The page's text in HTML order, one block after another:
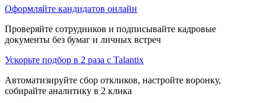
Оформляйте кандидатов онлайн
Проверяйте сотрудников и подписывайте кадровые
документы без бумаг и личных встреч
Ускорьте подбор в 2 раза с Talantix
Автоматизируйте сбор откликов, настройте воронку,
собирайте аналитику в 2 клика